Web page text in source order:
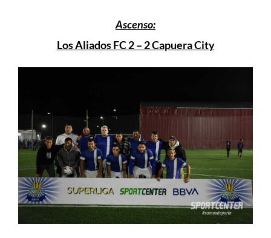
Ascenso:
Los Aliados FC 2 – 2 Capuera City